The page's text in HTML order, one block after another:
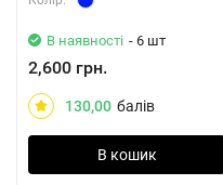
В наявності - 6 шт
2,600 грн.
130,00 балів
В кошик